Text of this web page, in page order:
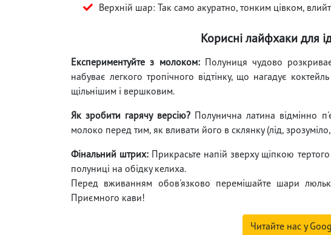
Верхній шар: Так само акуратно, тонким цівком,
Корисні лайфхаки для
Експериментуйте з молоком:Полуниця чудово
набуває легкого тропічного відтінку, що нагадує
щільнішим і вершковим.
Як зробити гарячу версію? Полунична латина відмінно
молоко перед тим, як вливати його в склянку (лід,
Фінальний штрих: Прикрасьте напій зверху щіпкою
полуниці на обідку келиха.
Перед вживанням обов'язково перемішайте шари
Приємного кави!
Читайте нас у